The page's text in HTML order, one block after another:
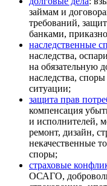
займам и
требований,
банками,
наследственные
наследства,
на обязательную
наследства,
ситуации;
защита прав
компенсация
и исполнителей,
ремонт, дизайн,
некачественные
споры;
страховые
ОСАГО,